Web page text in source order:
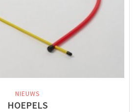
NIEUWS
HOEPELS